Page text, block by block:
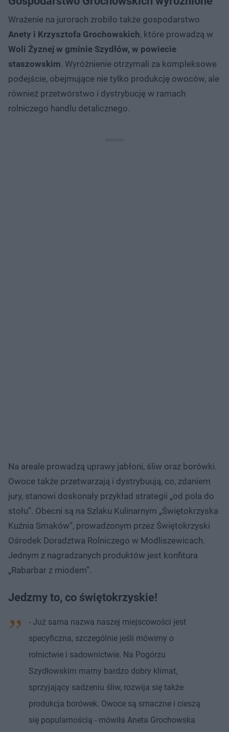
Wrażenie na jurorach zrobiło także gospodarstwo
Anety i Krzysztofa Grochowskich, które prowadzą w
Woli Żyznej w gminie Szydłów, w powiecie
staszowskim. Wyróżnienie otrzymali za kompleksowe
podejście, obejmujące nie tylko produkcję owoców, ale
również przetwórstwo i dystrybucję w ramach
rolniczego handlu detalicznego.
Na areale prowadzą uprawy jabłoni, śliw oraz borówki.
Owoce także przetwarzają i dystrybuują, co, zdaniem
jury, stanowi doskonały przykład strategii „od pola do
stołu”. Obecni są na Szlaku Kulinarnym „Świętokrzyska
Kuźnia Smaków”, prowadzonym przez Świętokrzyski
Ośrodek Doradztwa Rolniczego w Modliszewicach.
Jednym z nagradzanych produktów jest konfitura
„Rabarbar z miodem”.
Jedzmy to, co świętokrzyskie!
- Już sama nazwa naszej miejscowości jest
specyficzna, szczególnie jeśli mówimy o
rolnictwie i sadownictwie. Na Pogórzu
Szydłowskim mamy bardzo dobry klimat,
sprzyjający sadzeniu śliw, rozwija się także
produkcja borówek. Owoce są smaczne i cieszą
się popularnością - mówiła Aneta Grochowska